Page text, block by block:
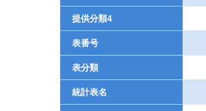
提供分類4
表番号
表分類
統計表名